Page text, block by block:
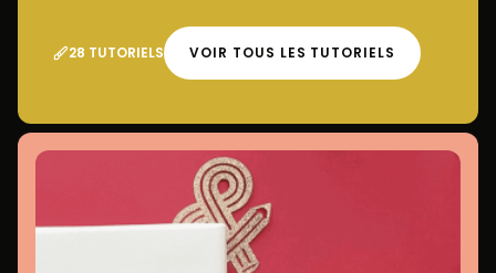
28 TUTORIELS VOIR TOUS LES TUTORIELS